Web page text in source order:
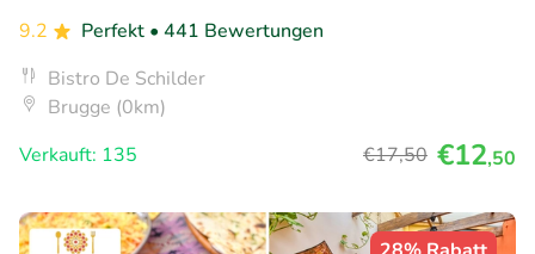
9.2
Perfekt • 441 Bewertungen
Bistro De Schilder
Brugge (0km)
Verkauft: 135
€17,50 €12,50